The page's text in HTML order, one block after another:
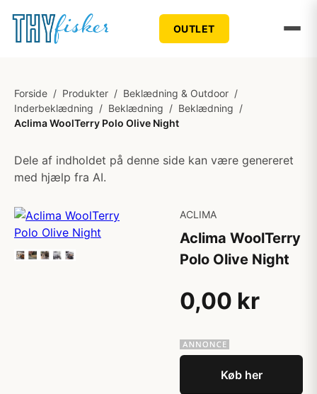
OUTLET
Forside / Produkter / Beklædning & Outdoor /
Inderbeklædning / Beklædning / Beklædning /
Aclima WoolTerry Polo Olive Night
Dele af indholdet på denne side kan være genereret
med hjælp fra AI.
ACLIMA
Aclima WoolTerry
Polo Olive Night
0,00 kr
Køb her